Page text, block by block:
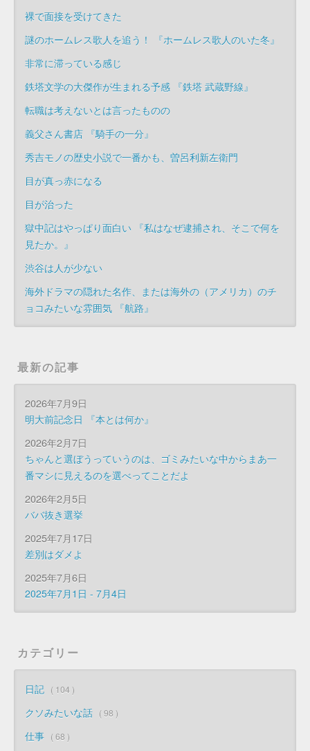
裸で面接を受けてきた
謎のホームレス歌人を追う！ 『ホームレス歌人のいた冬』
非常に滞っている感じ
鉄塔文学の大傑作が生まれる予感 『鉄塔 武蔵野線』
転職は考えないとは言ったものの
義父さん書店 『騎手の一分』
秀吉モノの歴史小説で一番かも、曽呂利新左衛門
目が真っ赤になる
目が治った
獄中記はやっぱり面白い 『私はなぜ逮捕され、そこで何を
見たか。』
渋谷は人が少ない
海外ドラマの隠れた名作、または海外の（アメリカ）のチ
ョコみたいな雰囲気 『航路』
最新の記事
2026年7月9日
明大前記念日 『本とは何か』
2026年2月7日
ちゃんと選ぼうっていうのは、ゴミみたいな中からまあ一
番マシに見えるのを選べってことだよ
2026年2月5日
ババ抜き選挙
2025年7月17日
差別はダメよ
2025年7月6日
2025年7月1日 - 7月4日
カテゴリー
日記 104
クソみたいな話 98
仕事 68